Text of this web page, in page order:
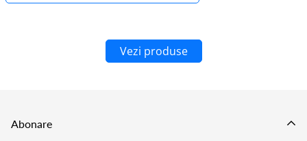
Vezi produse
Abonare